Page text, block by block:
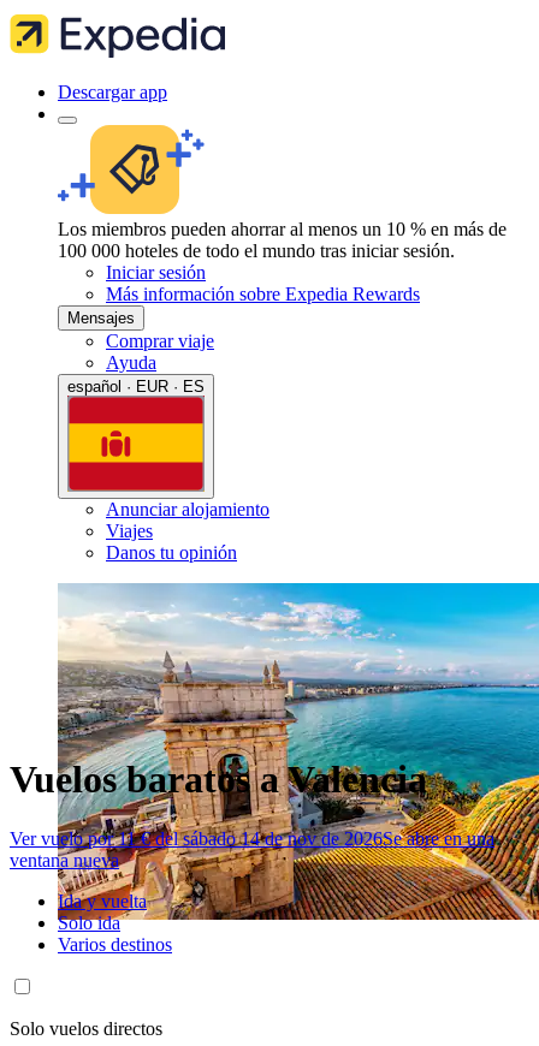
Descargar app
Los miembros pueden ahorrar al menos un 10 % en más de
100 000 hoteles de todo el mundo tras iniciar sesión.
Iniciar sesión
Más información sobre Expedia Rewards
Mensajes
Comprar viaje
Ayuda
español · EUR · ES
Anunciar alojamiento
Viajes
Danos tu opinión
Vuelos baratos a Valencia
Ver vuelo por 11 € del sábado 14 de nov de 2026Se abre en una
ventana nueva
Ida y vuelta
Solo ida
Varios destinos
Solo vuelos directos